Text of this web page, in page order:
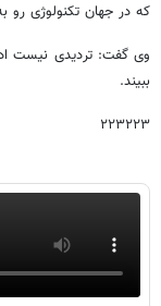
که در جهان تکنولوژی
وی گفت: تردیدی نیست
ببیند.
۲۲۳۲۲۳